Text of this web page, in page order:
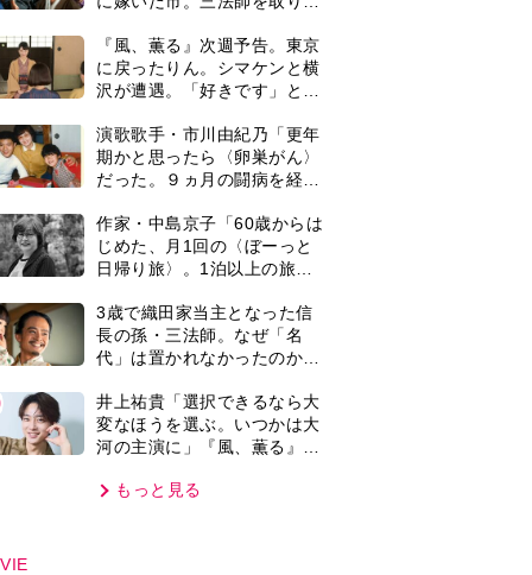
弟！』を解説
河の主演に」『風、薫る』で
もっと見る
部おすすめ